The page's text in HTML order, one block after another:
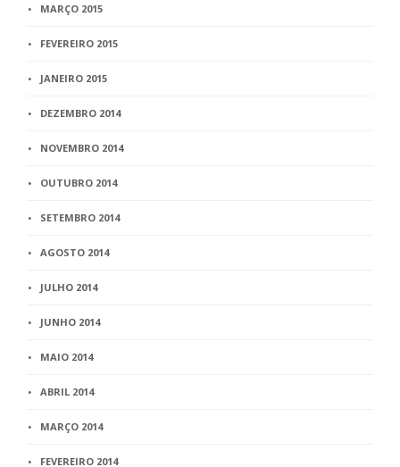
MARÇO 2015
FEVEREIRO 2015
JANEIRO 2015
DEZEMBRO 2014
NOVEMBRO 2014
OUTUBRO 2014
SETEMBRO 2014
AGOSTO 2014
JULHO 2014
JUNHO 2014
MAIO 2014
ABRIL 2014
MARÇO 2014
FEVEREIRO 2014